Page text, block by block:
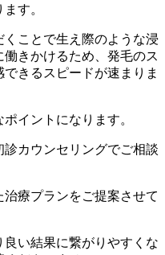
す。
ことで生え際のような浸
きかけるため、発毛のス
きるスピードが速まりま
イントになります。
カウンセリングでご相談
療プランをご提案させて
い結果に繋がりやすくな